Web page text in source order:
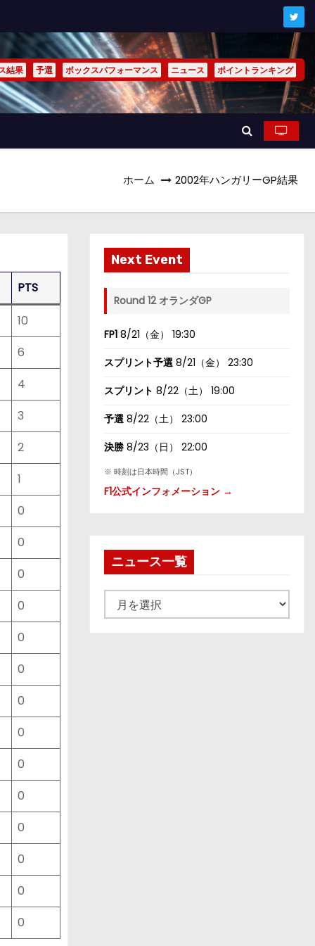
結果 予選 ボックスパフォーマンス ニュース ポイントランキング
ホーム 2002年ハンガリーGP結果
PTS
10
6
4
3
2
1
0
0
0
0
0
0
0
0
0
0
0
0
0
0
Next Event
Round 12 オランダGP
FP1 8/21（金） 19:30
スプリント予選 8/21（金） 23:30
スプリント 8/22（土） 19:00
予選 8/22（土） 23:00
決勝 8/23（日） 22:00
※ 時刻は日本時間（JST）
F1公式インフォメーション →
ニュース一覧
ュ